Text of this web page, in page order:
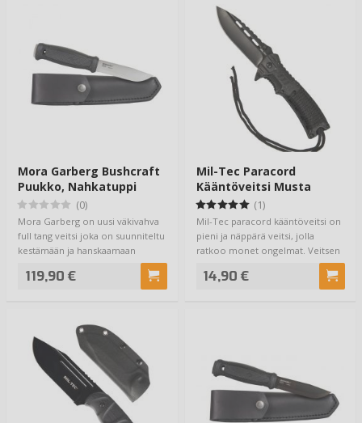
Mora Garberg Bushcraft
Puukko, Nahkatuppi
(0)
Mora Garberg on uusi väkivahva
full tang veitsi joka on suunniteltu
kestämään ja hanskaamaan
119,90 €
Mil-Tec Paracord
Kääntöveitsi Musta
(1)
Mil-Tec paracord kääntöveitsi on
pieni ja näppärä veitsi, jolla
ratkoo monet ongelmat. Veitsen
14,90 €